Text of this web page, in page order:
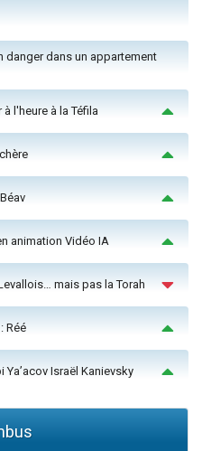
danger dans un appartement
l'heure à la Téfila
animation Vidéo IA
mais pas la Torah
Réé
Israël Kanievsky